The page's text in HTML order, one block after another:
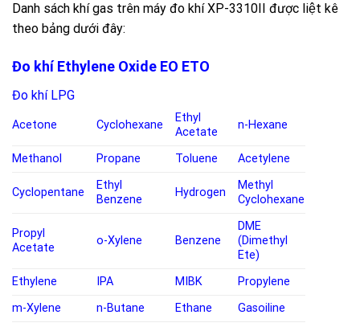
Danh sách khí gas trên máy đo khíXP-3310II
được liệt kê
theo bảng dưới đây:
Đo khí Ethylene Oxide EO ETO
Đo khí LPG
Acetone Cyclohexane
Ethyl
Acetate
n-Hexane
Methanol Propane Toluene Acetylene
Cyclopentane
Ethyl
Benzene
Hydrogen
Methyl
Cyclohexane
Propyl
Acetate
o-Xylene Benzene
DME
(Dimethyl
Ete)
Ethylene
IPA MIBK
Propylene
m-Xylene
n-Butane Ethane
Gasoiline